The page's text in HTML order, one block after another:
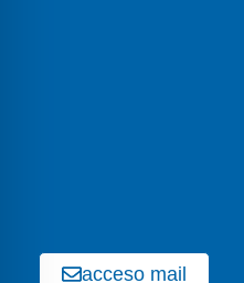
acceso mail